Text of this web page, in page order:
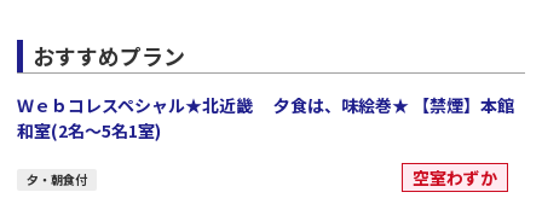
おすすめプラン
Ｗｅｂコレスペシャル★北近畿 夕食は、味絵巻★ 【禁煙】本館
和室(2名～5名1室)
夕・朝食付 空室わずか